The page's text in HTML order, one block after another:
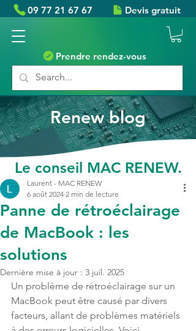
09 77 21 67 67 Devis gratuit
Prendre rendez-vous
Renew blog
Le conseil MAC RENEW.
Panne de rétroéclairage
de MacBook : les
solutions
Laurent - MAC RENEW
6 août 2024 2 min de lecture
Dernière mise à jour : 3 juil. 2025
Un problème de rétroéclairage sur un
MacBook peut être causé par divers
facteurs, allant de problèmes matériels